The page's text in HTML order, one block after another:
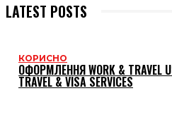
LATEST POSTS
КОРИСНО
ОФОРМЛЕННЯ WORK & TRAVEL
TRAVEL & VISA SERVICES